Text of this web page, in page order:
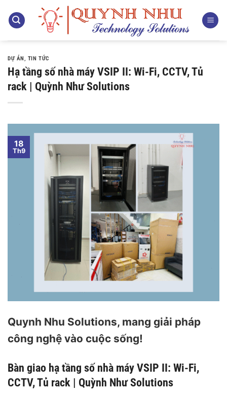
qua
dung
DỰ ÁN, TIN TỨC
Hạ tầng số nhà máy VSIP II: Wi-Fi, CCTV, Tủ
rack | Quỳnh Như Solutions
18
Th9
Quynh Nhu Solutions, mang giải pháp
công nghệ vào cuộc sống!
Bàn giao hạ tầng số nhà máy VSIP II: Wi-Fi,
CCTV, Tủ rack | Quỳnh Như Solutions